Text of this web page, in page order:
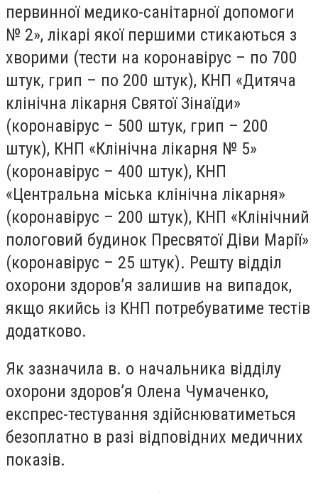
первинної медико-санітарної допомоги
№ 2», лікарі якої першими стикаються з
хворими (тести на коронавірус – по 700
штук, грип – по 200 штук), КНП «Дитяча
клінічна лікарня Святої Зінаїди»
(коронавірус – 500 штук, грип – 200
штук), КНП «Клінічна лікарня № 5»
(коронавірус – 400 штук), КНП
«Центральна міська клінічна лікарня»
(коронавірус – 200 штук), КНП «Клінічний
пологовий будинок Пресвятої Діви Марії»
(коронавірус – 25 штук). Решту відділ
охорони здоров’я залишив на випадок,
якщо якийсь із КНП потребуватиме тестів
додатково.
Як зазначила в. о начальника відділу
охорони здоров’я Олена Чумаченко,
експрес-тестування здійснюватиметься
безоплатно в разі відповідних медичних
показів.